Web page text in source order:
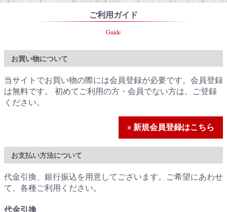
ご利用ガイド
Guide
お買い物について
当サイトでお買い物の際には会員登録が必要です。会員登録
は無料です。 初めてご利用の方・会員でない方は、ご登録
ください。
» 新規会員登録はこちら
お支払い方法について
代金引換、銀行振込を用意してございます。ご希望にあわせ
て、各種ご利用ください。
代金引換